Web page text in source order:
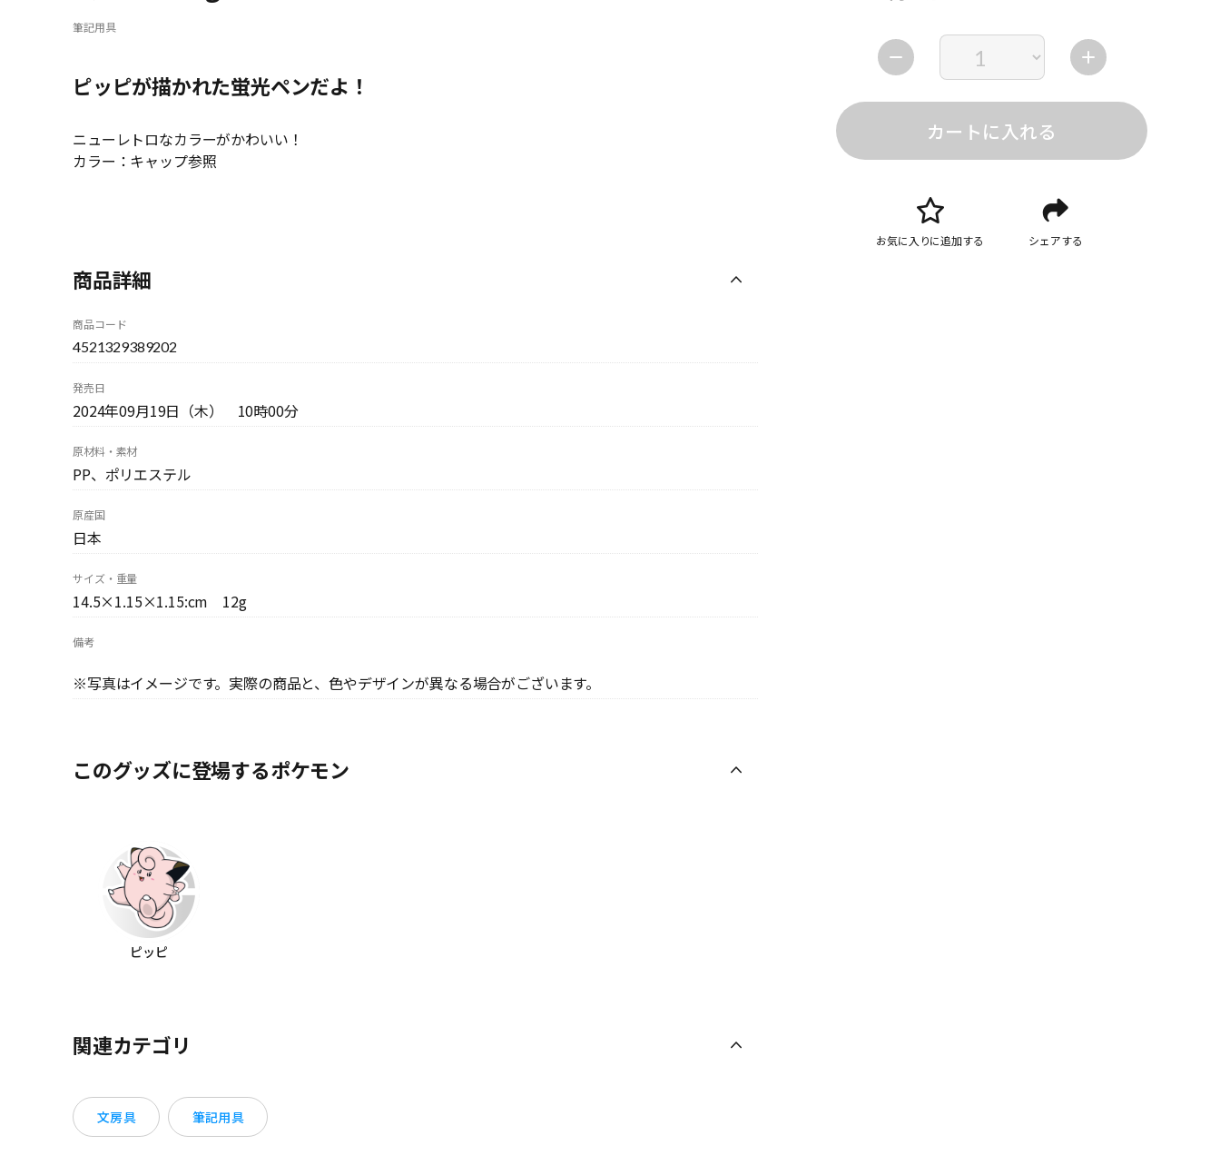
筆記用具
カートに入れる
お気に入りに追加する シェアする
ピッピが描かれた蛍光ペンだよ！
ニューレトロなカラーがかわいい！
カラー：キャップ参照
商品詳細
商品コード
4521329389202
発売日
2024年09月19日（木） 10時00分
原材料・素材
PP、ポリエステル
原産国
日本
サイズ・重量
14.5×1.15×1.15:cm 12g
備考
※写真はイメージです。実際の商品と、色やデザインが異なる場合がございます。
このグッズに登場するポケモン
ピッピ
関連カテゴリ
文房具 筆記用具